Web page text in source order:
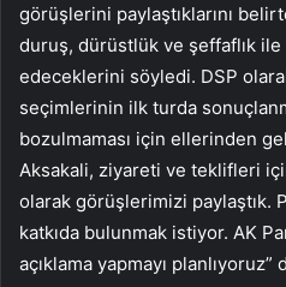
görüşlerini paylaştıklarını
duruş, dürüstlük ve şeffaflık ile
edeceklerini söyledi. DSP
seçimlerinin ilk turda
bozulmaması için ellerinden
Aksakali, ziyareti ve teklifleri
olarak görüşlerimizi paylaştık.
katkıda bulunmak istiyor. AK
açıklama yapmayı planlıyoruz”